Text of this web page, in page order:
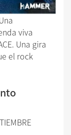
viva
Una gira
el rock